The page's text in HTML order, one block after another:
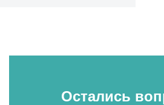
Остались